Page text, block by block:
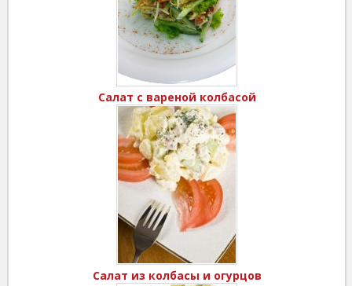
Салат с вареной колбасой
Салат из колбасы и огурцов